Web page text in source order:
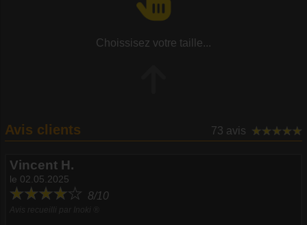
Choissisez votre taille...
Avis clients 73 avis
Vincent H.
le 02.05.2025
8/10